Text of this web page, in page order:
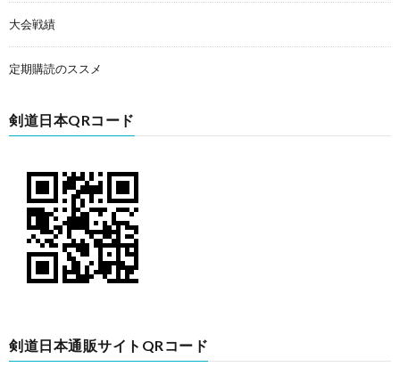
大会戦績
定期購読のススメ
剣道日本QRコード
剣道日本通販サイトQRコード